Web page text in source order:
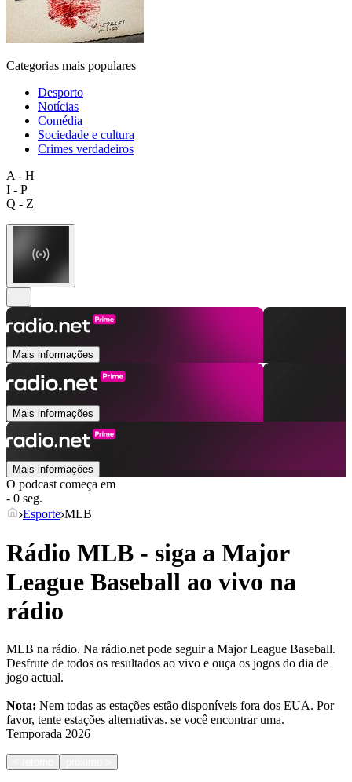
Categorias mais populares
Desporto
Notícias
Comédia
Sociedade e cultura
Crimes verdadeiros
A - H
I - P
Q - Z
Mais informações
Mais informações
Mais informações
O podcast começa em
- 0 seg.
Esporte MLB
Rádio MLB - siga a Major
League Baseball ao vivo na
rádio
MLB na rádio. Na rádio.net pode seguir a Major League Baseball.
Desfrute de todos os resultados ao vivo e ouça os jogos do dia de
jogo actual.
Nota: Nem todas as estações estão disponíveis fora dos EUA. Por
favor, tente estações alternativas. se você encontrar uma.
Temporada 2026